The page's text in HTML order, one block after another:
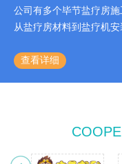
公司有多个毕节盐疗房
从盐疗房材料到盐疗机安
查看详细